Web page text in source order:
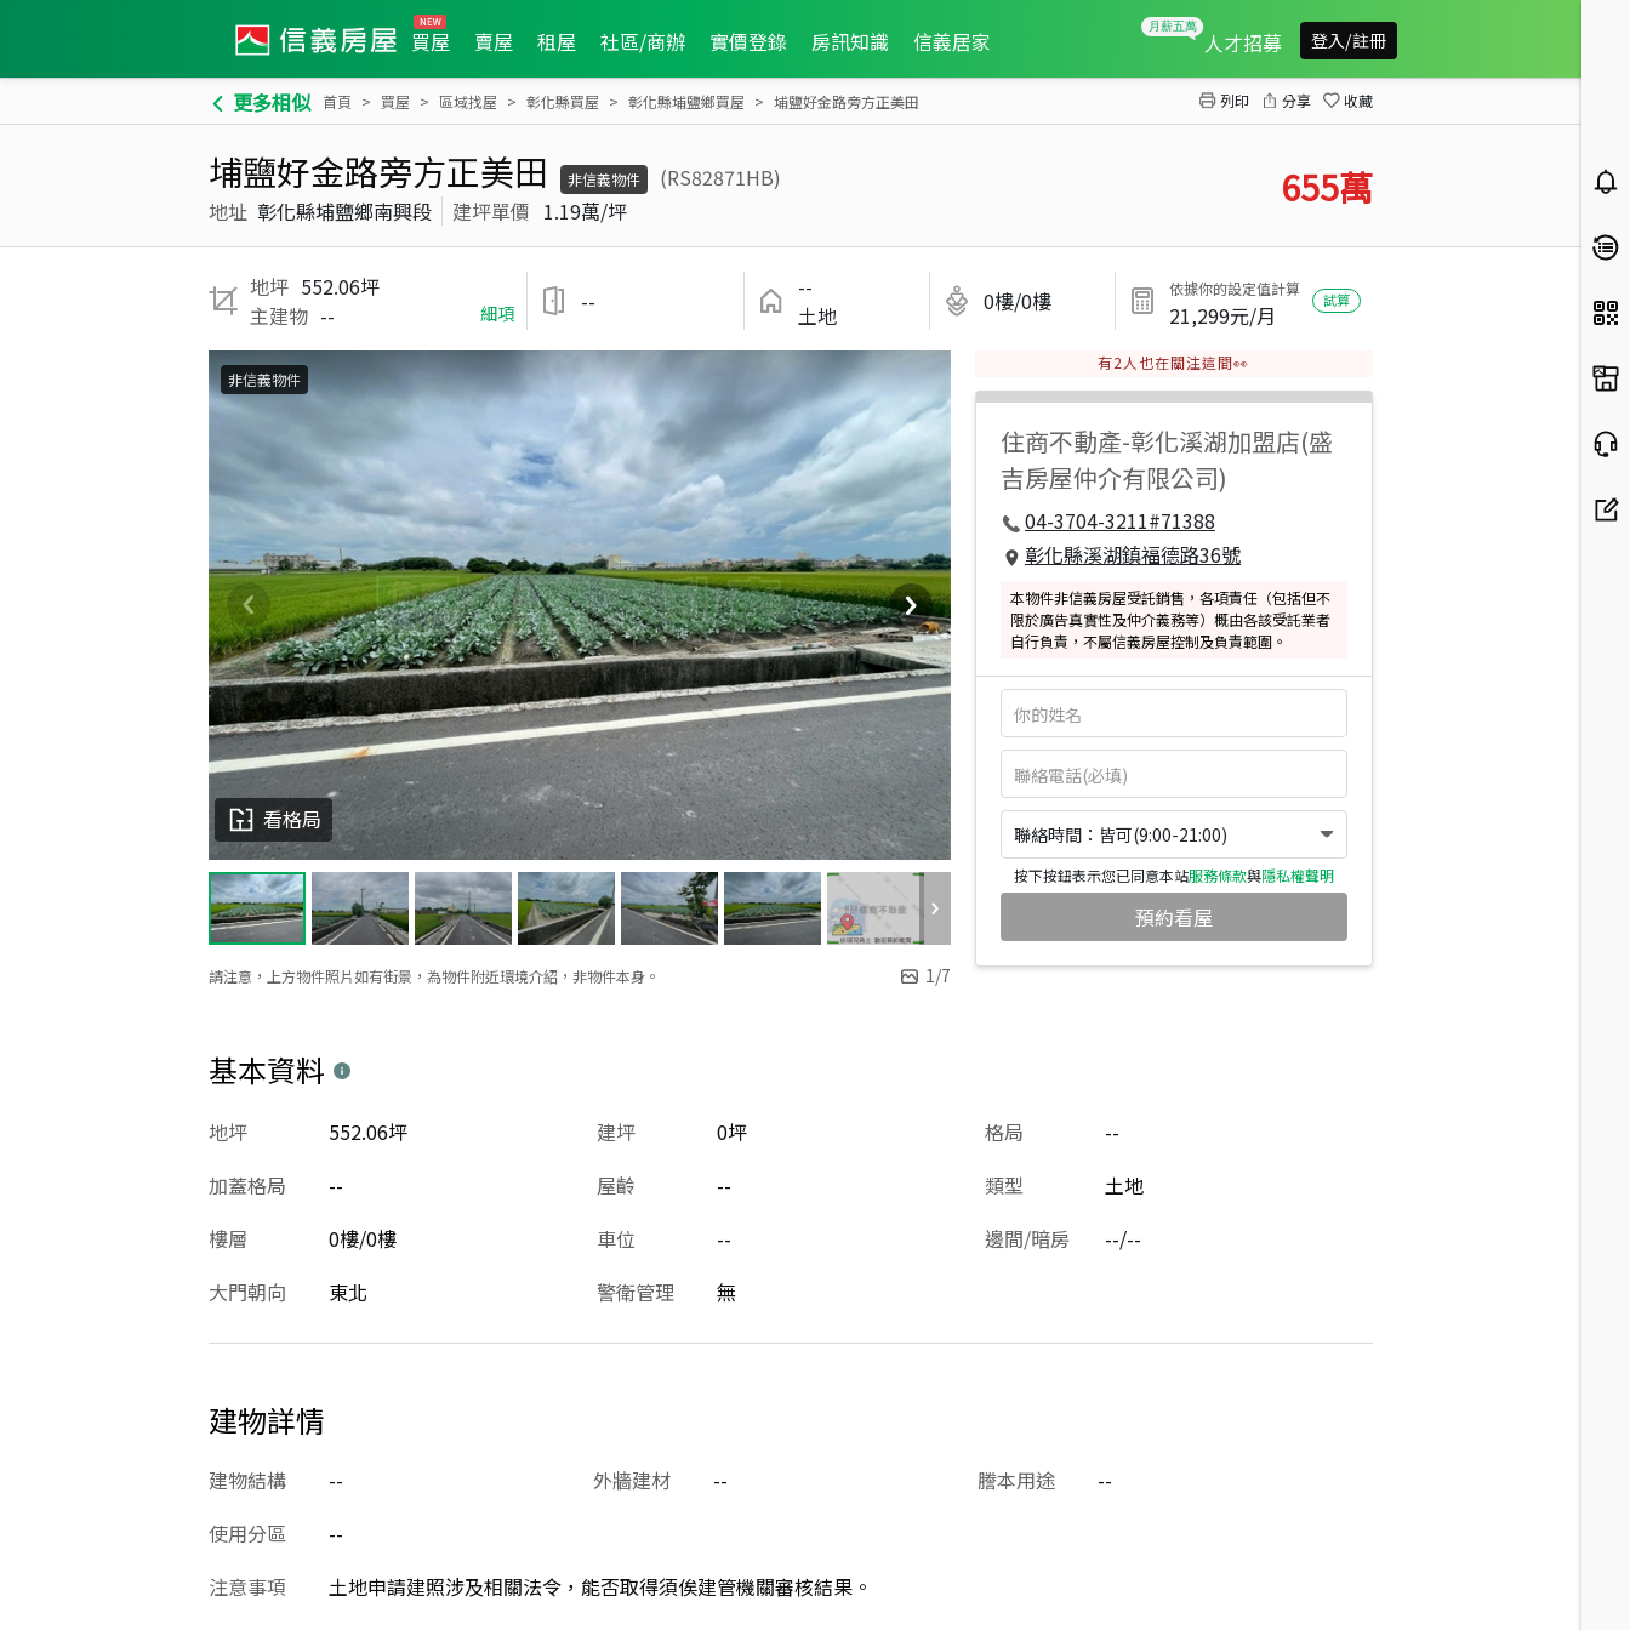
買屋 賣屋 租屋 社區/商辦 實價登錄 房訊知識 信義居家 人才招募 登入/註冊
更多相似 首頁 買屋 區域找屋 彰化縣買屋 彰化縣埔鹽鄉買屋 埔鹽好金路旁方正美田 列印 分享 收藏
埔鹽好金路旁方正美田 非信義物件
(RS82871HB)
地址 彰化縣埔鹽鄉南興段 建坪單價 1.19萬/坪 655萬
地坪 552.06坪
主建物 -- 細項 --
--
土地
0樓/0樓 依據你的設定值計算
21,299元/月
試算
請注意，上方物件照片如有街景，為物件附近環境介紹，非物件本身。 1/7
看格局
非信義物件
有2 人也在關注這間👀
住商不動產-彰化溪湖加盟店(盛
吉房屋仲介有限公司)
04-3704-3211#71388
彰化縣溪湖鎮福德路36號
本物件非信義房屋受託銷售，各項責任（包括但不
限於廣告真實性及仲介義務等）概由各該受託業者
自行負責，不屬信義房屋控制及負責範圍。
聯絡時間：皆可(9:00-21:00)
按下按鈕表示您已同意本站服務條款與隱私權聲明
預約看屋
基本資料
建坪 0坪
地坪 552.06坪 格局
--
加蓋格局
-- 屋齡 -- 類型
土地
樓層
0樓/0樓 車位 -- 邊間/暗房
--/--
大門朝向
東北 警衛管理 無
建物詳情
建物結構 -- 外牆建材 -- 謄本用途
--
使用分區
--
注意事項
土地申請建照涉及相關法令，能否取得須俟建管機關審核結果。